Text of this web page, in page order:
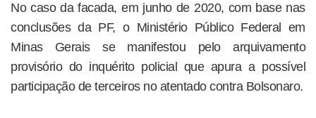
No caso da facada, em junho de 2020, com base nas
conclusões da PF, o Ministério Público Federal em
Minas Gerais se manifestou pelo arquivamento
provisório do inquérito policial que apura a possível
participação de terceiros no atentado contra Bolsonaro.